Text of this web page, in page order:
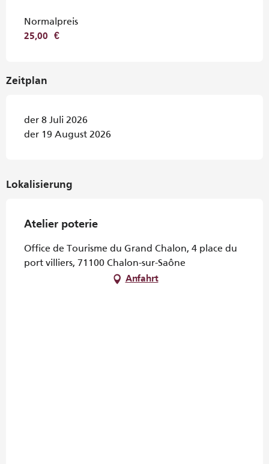
Normalpreis
25,00 €
Zeitplan
der 8 Juli 2026
der 19 August 2026
Lokalisierung
Atelier poterie
Office de Tourisme du Grand Chalon, 4 place du
port villiers, 71100 Chalon-sur-Saône
Anfahrt